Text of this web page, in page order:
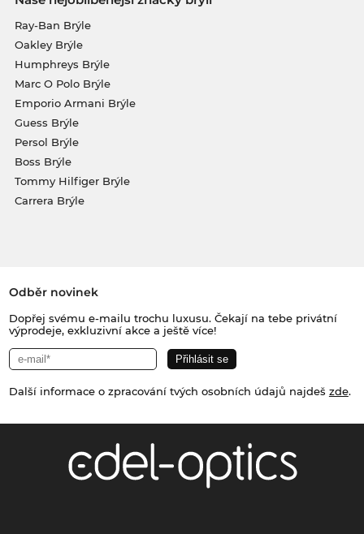
Ray-Ban Brýle
Oakley Brýle
Humphreys Brýle
Marc O Polo Brýle
Emporio Armani Brýle
Guess Brýle
Persol Brýle
Boss Brýle
Tommy Hilfiger Brýle
Carrera Brýle
Odběr novinek
Dopřej svému e-mailu trochu luxusu. Čekají na tebe privátní
výprodeje, exkluzivní akce a ještě více!
Další informace o zpracování tvých osobních údajů najdeš zde.